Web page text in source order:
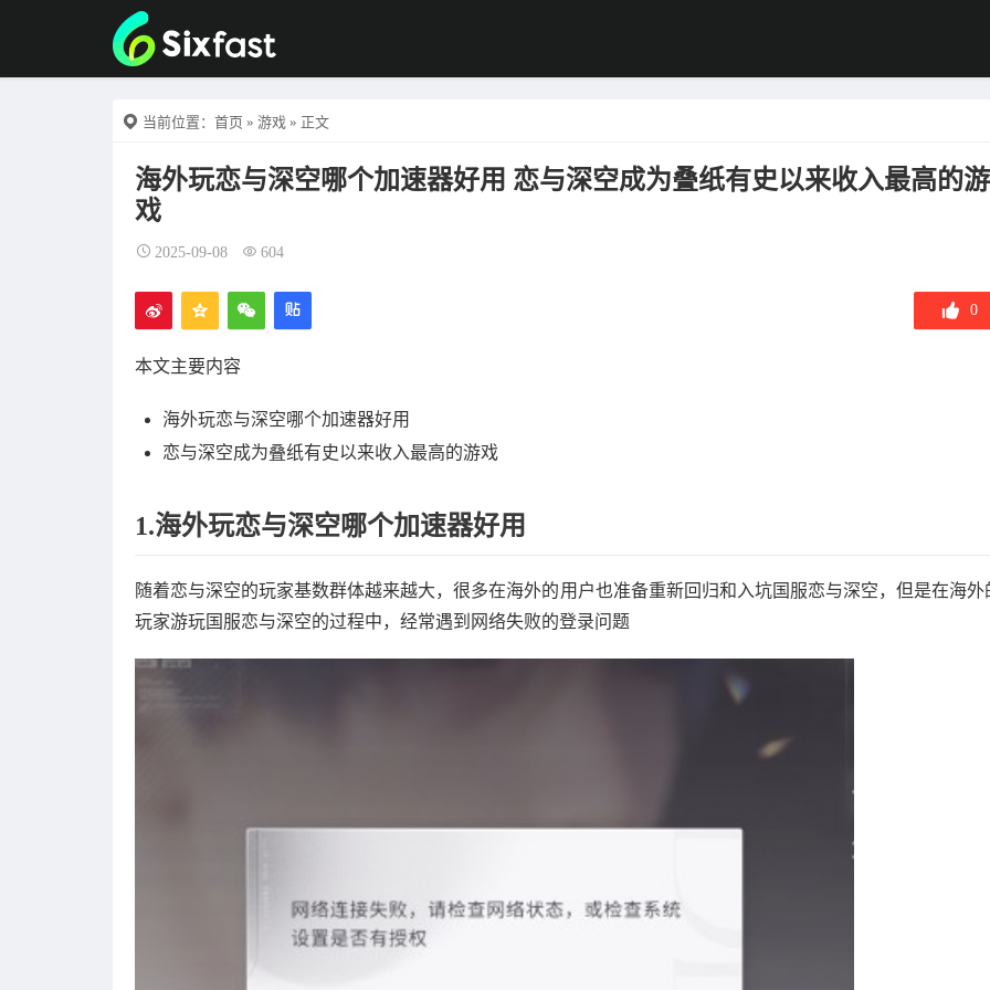
当前位置： 首页 » 游戏 » 正文
海外玩恋与深空哪个加速器好用 恋与深空成为叠纸有史以来收入最高的游
戏
2025-09-08 604
0
本文主要内容
海外玩恋与深空哪个加速器好用
恋与深空成为叠纸有史以来收入最高的游戏
1.海外玩恋与深空哪个加速器好用
随着恋与深空的玩家基数群体越来越大，很多在海外的用户也准备重新回归和入坑国服恋与深空，但是在海外
玩家游玩国服恋与深空的过程中，经常遇到网络失败的登录问题